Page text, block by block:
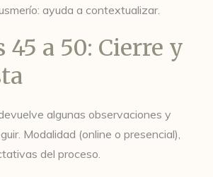
ayuda a contextualizar.
a 50: Cierre y
algunas observaciones y
Modalidad (online o presencial),
del proceso.